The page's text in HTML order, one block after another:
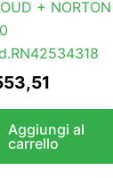
+ NORTON
Aggiungi al
carrello